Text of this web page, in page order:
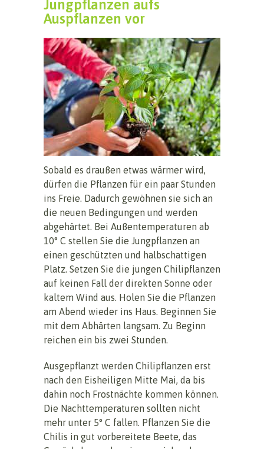
Jungpflanzen aufs
Auspflanzen vor
Sobald es draußen etwas wärmer wird,
dürfen die Pflanzen für ein paar Stunden
ins Freie. Dadurch gewöhnen sie sich an
die neuen Bedingungen und werden
abgehärtet. Bei Außentemperaturen ab
10° C stellen Sie die Jungpflanzen an
einen geschützten und halbschattigen
Platz. Setzen Sie die jungen Chilipflanzen
auf keinen Fall der direkten Sonne oder
kaltem Wind aus. Holen Sie die Pflanzen
am Abend wieder ins Haus. Beginnen Sie
mit dem Abhärten langsam. Zu Beginn
reichen ein bis zwei Stunden.
Ausgepflanzt werden Chilipflanzen erst
nach den Eisheiligen Mitte Mai, da bis
dahin noch Frostnächte kommen können.
Die Nachttemperaturen sollten nicht
mehr unter 5° C fallen. Pflanzen Sie die
Chilis in gut vorbereitete Beete, das